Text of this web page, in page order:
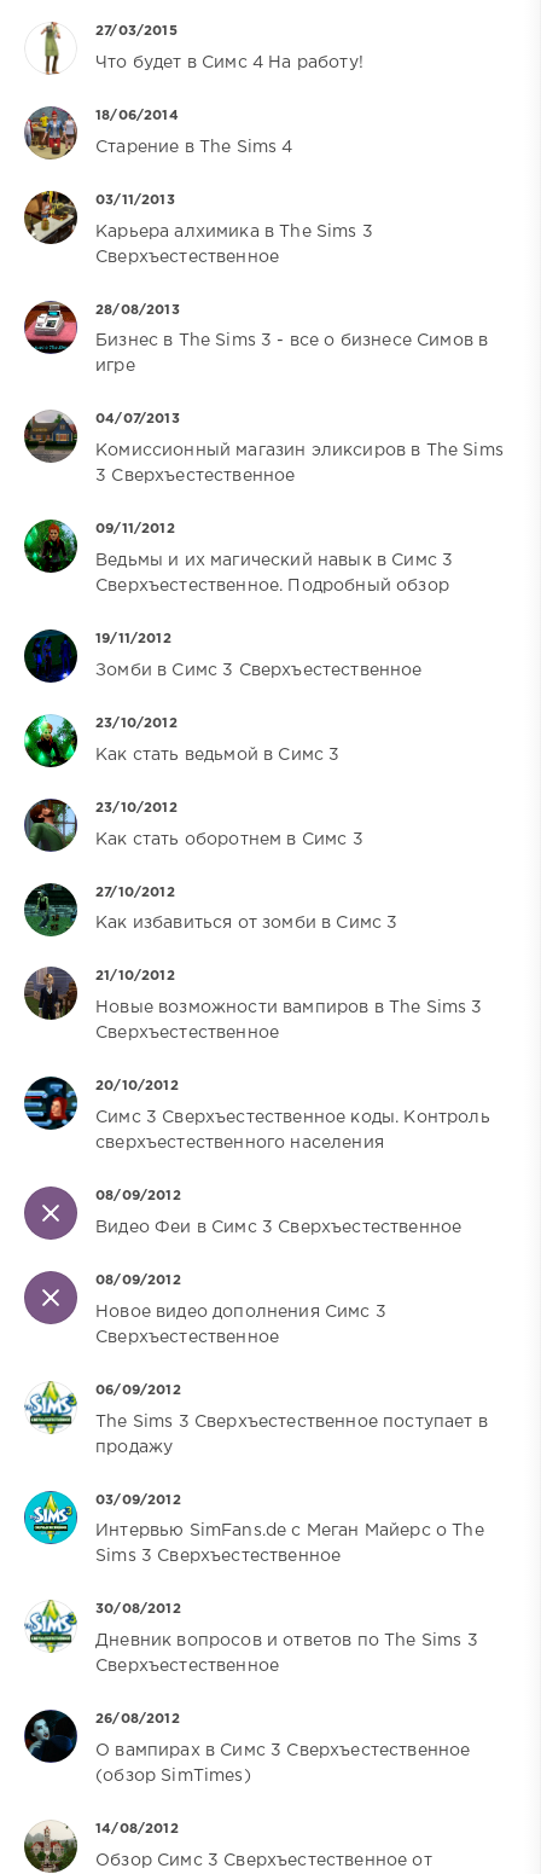
27/03/2015
Что будет в Симс 4 На работу!
18/06/2014
Старение в The Sims 4
03/11/2013
Карьера алхимика в The Sims 3
Сверхъестественное
28/08/2013
Бизнес в The Sims 3 - все о бизнесе Симов в
игре
04/07/2013
Комиссионный магазин эликсиров в The Sims
3 Сверхъестественное
09/11/2012
Ведьмы и их магический навык в Симс 3
Сверхъестественное. Подробный обзор
19/11/2012
Зомби в Симс 3 Сверхъестественное
23/10/2012
Как стать ведьмой в Симс 3
23/10/2012
Как стать оборотнем в Симс 3
27/10/2012
Как избавиться от зомби в Симс 3
21/10/2012
Новые возможности вампиров в The Sims 3
Сверхъестественное
20/10/2012
Cимс 3 Cверхъестественное коды. Контроль
сверхъестественного населения
08/09/2012
Видео Феи в Симс 3 Сверхъестественное
08/09/2012
Новое видео дополнения Симс 3
Сверхъестественное
06/09/2012
The Sims 3 Сверхъестественное поступает в
продажу
03/09/2012
Интервью SimFans.de с Меган Майерс о The
Sims 3 Сверхъестественное
30/08/2012
Дневник вопросов и ответов по The Sims 3
Сверхъестественное
26/08/2012
О вампирах в Симс 3 Сверхъестественное
(обзор SimTimes)
14/08/2012
Обзор Симс 3 Сверхъестественное от